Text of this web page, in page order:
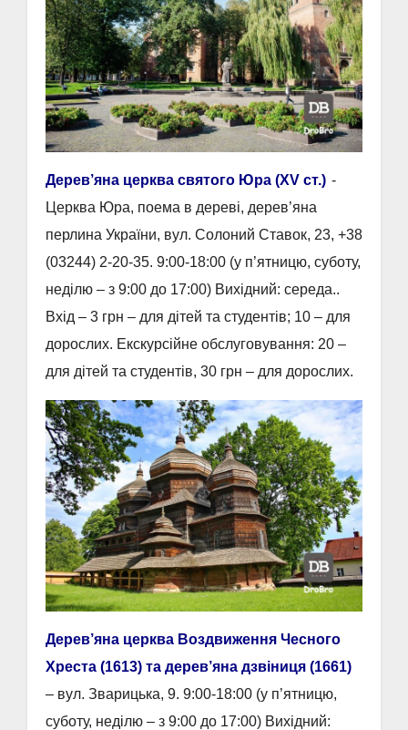
Дерев’яна церква святого Юра (XV ст.) -
Церква Юра, поема в дереві, дерев’яна
перлина України, вул. Солоний Ставок, 23, +38
(03244) 2-20-35. 9:00-18:00 (у п’ятницю, суботу,
неділю – з 9:00 до 17:00) Вихідний: середа..
Вхід – 3 грн – для дітей та студентів; 10 – для
дорослих. Екскурсійне обслуговування: 20 –
для дітей та студентів, 30 грн – для дорослих.
Дерев’яна церква Воздвиження Чесного
Хреста (1613) та дерев’яна дзвіниця (1661)
– вул. Зварицька, 9. 9:00-18:00 (у п’ятницю,
суботу, неділю – з 9:00 до 17:00) Вихідний: